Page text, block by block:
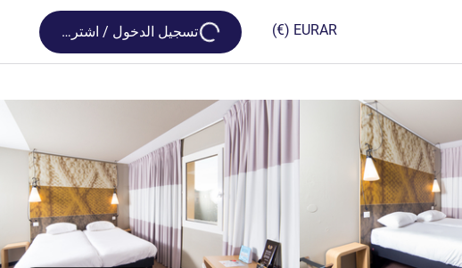
AR
EUR
(€)
Loading...
تسجيل الدخول / اشترك